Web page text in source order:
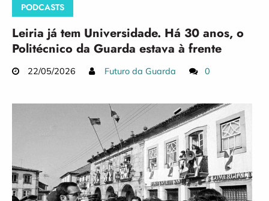
PODCASTS
Leiria já tem Universidade. Há 30 anos, o
Politécnico da Guarda estava à frente
22/05/2026 Futuro da Guarda 0